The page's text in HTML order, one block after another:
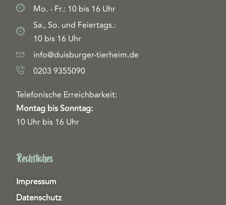
Mo. - Fr.: 10 bis 16 Uhr
Sa., So. und Feiertags.:
10 bis 16 Uhr
info@duisburger-tierheim.de
0203 9355090
Telefonische Erreichbarkeit:
Montag bis Sonntag:
10 Uhr bis 16 Uhr
Rechtliches
Impressum
Datenschutz